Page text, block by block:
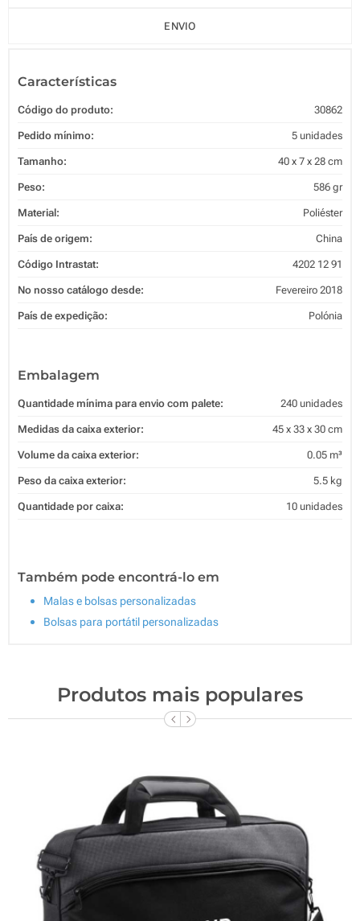
ENVIO
Características
Código do produto: 30862
Pedido mínimo: 5 unidades
Tamanho: 40 x 7 x 28 cm
Peso: 586 gr
Material: Poliéster
País de origem: China
Código Intrastat: 4202 12 91
No nosso catálogo desde: Fevereiro 2018
País de expedição: Polónia
Embalagem
Quantidade mínima para envio com palete: 240 unidades
Medidas da caixa exterior: 45 x 33 x 30 cm
Volume da caixa exterior: 0.05 m³
Peso da caixa exterior: 5.5 kg
Quantidade por caixa: 10 unidades
Também pode encontrá-lo em
Malas e bolsas personalizadas
Bolsas para portátil personalizadas
Produtos mais populares